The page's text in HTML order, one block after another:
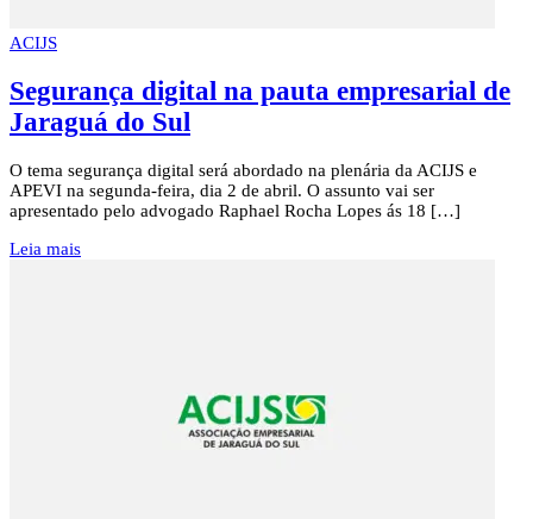
ACIJS
Segurança digital na pauta empresarial de
Jaraguá do Sul
O tema segurança digital será abordado na plenária da ACIJS e
APEVI na segunda-feira, dia 2 de abril. O assunto vai ser
apresentado pelo advogado Raphael Rocha Lopes ás 18 […]
Leia mais